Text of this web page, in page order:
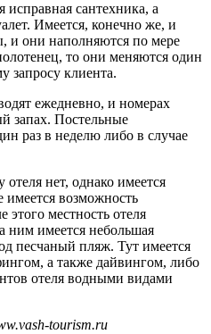
исправная сантехника, а
Имеется, конечно же, и
и они наполняются по мере
то они меняются один
запросу клиента.
ежедневно, и номерах
запах. Постельные
раз в неделю либо в случае
нет, однако имеется
имеется возможность
этого местность отеля
ним имеется небольшая
песчаный пляж. Тут имеется
а также дайвингом, либо
отеля водными видами
tourism.ru